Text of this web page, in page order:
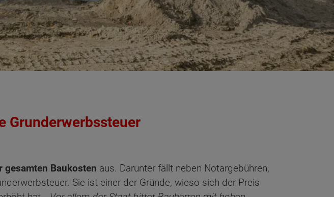
Grunderwerbssteuer
Baukosten aus. Darunter fällt neben Notargebühren,
Sie ist einer der Gründe, wieso sich der Preis